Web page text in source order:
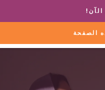
+1 888 711 6472
الآن!
الصفحة